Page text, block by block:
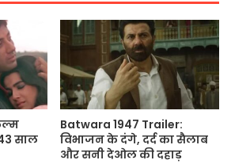
साल
Batwara 1947 Trailer:
विभाजन के दंगे, दर्द का सैलाब
और सनी देओल की दहाड़